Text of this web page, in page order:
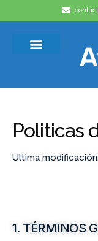
Politicas
Ultima modificación:
1. TÉRMINOS